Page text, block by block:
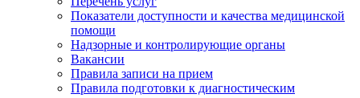
Показатели доступности и качества медицинской
помощи
Надзорные и контролирующие органы
Вакансии
Правила записи на прием
Правила подготовки к диагностическим